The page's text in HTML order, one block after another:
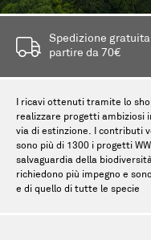
Spedizione
partire da 70€
I ricavi ottenuti tramite lo
realizzare progetti ambiziosi
via di estinzione. I contributi
sono più di 1300 i progetti
salvaguardia della
richiedono più impegno e
e di quello di tutte le specie